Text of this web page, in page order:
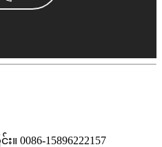
း။ 0086-15896222157